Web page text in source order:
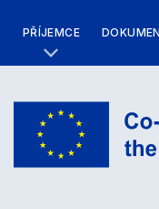
PŘÍJEMCE